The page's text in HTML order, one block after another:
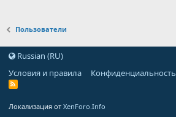
Пользователи
Russian (RU)
Условия и правила
Конфиденциальность
Локализация от XenForo.Info